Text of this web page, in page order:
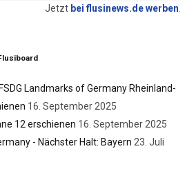
Jetzt bei flusinews.de werben.
Landmarks of Germany Rheinland-
16. September 2025
12 erschienen 16. September 2025
- Nächster Halt: Bayern 23. Juli